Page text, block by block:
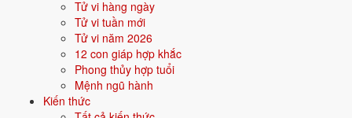
Tử vi hàng ngày
Tử vi tuần mới
Tử vi năm 2026
12 con giáp hợp khắc
Phong thủy hợp tuổi
Mệnh ngũ hành
Kiến thức
thuộc hành tương khắc. Dưới đây là gợi ý cho
👧 Nữ
Gợi ý tên đẹp cho Nam mệnh Kim:
Minh Kiếm Quang Kim